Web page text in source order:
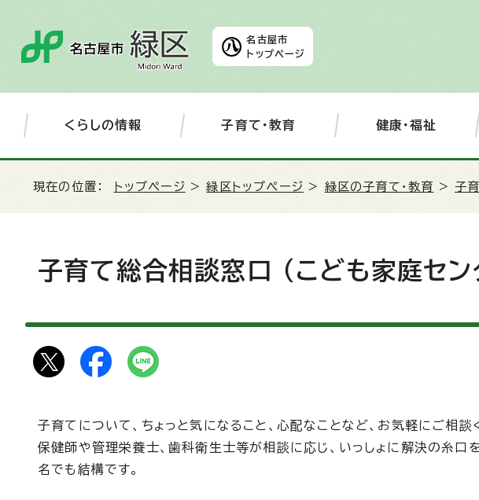
名古屋市
トップページ
くらしの情報 子育て・教育 健康・福祉
現在の位置： トップページ >緑区トップページ > 緑区の子育て・教育 >子育
子育て総合相談窓口 （こども家庭セン
子育てについて、ちょっと気になること、心配なことなど、お気軽にご相談
保健師や管理栄養士、歯科衛生士等が相談に応じ、いっしょに解決の糸口
名でも結構です。